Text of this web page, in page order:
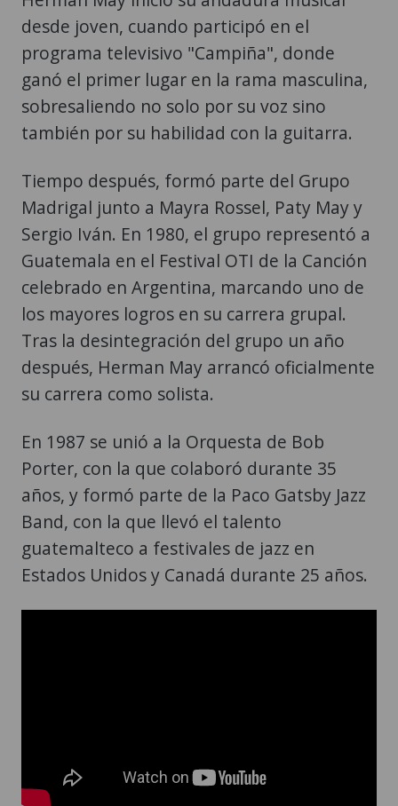
desde joven, cuando participó en el
programa televisivo "Campiña", donde
ganó el primer lugar en la rama masculina,
sobresaliendo no solo por su voz sino
también por su habilidad con la guitarra.
Tiempo después, formó parte del Grupo
Madrigal junto a Mayra Rossel, Paty May y
Sergio Iván. En 1980, el grupo representó a
Guatemala en el Festival OTI de la Canción
celebrado en Argentina, marcando uno de
los mayores logros en su carrera grupal.
Tras la desintegración del grupo un año
después, Herman May arrancó oficialmente
su carrera como solista.
En 1987 se unió a la Orquesta de Bob
Porter, con la que colaboró durante 35
años, y formó parte de la Paco Gatsby Jazz
Band, con la que llevó el talento
guatemalteco a festivales de jazz en
Estados Unidos y Canadá durante 25 años.